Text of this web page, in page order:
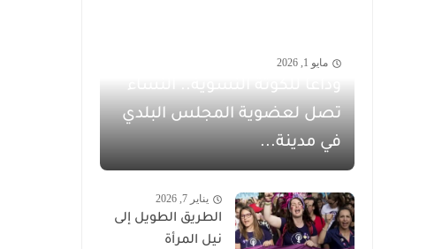
مايو 1, 2026
وداعاً للكوتة النسوية.. النساء
تصل لعضوية المجلس البلدي
في مدينة...
يناير 7, 2026
الطريق الطويل إلى
نيل المرأة